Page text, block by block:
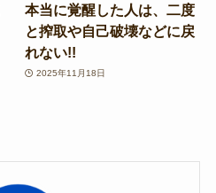
本当に覚醒した人は、二度
と搾取や自己破壊などに戻
れない!!
2025年11月18日